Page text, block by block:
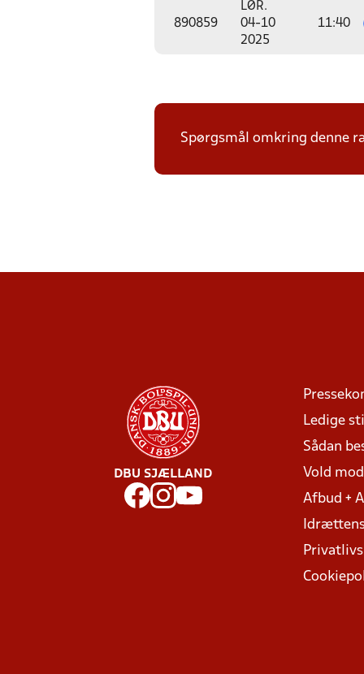
890859
LØR.
04-10
2025
11:40
Spørgsmål omkring denne
DBU SJÆLLAND
Ledige
Sådan
Vold
Afbud +